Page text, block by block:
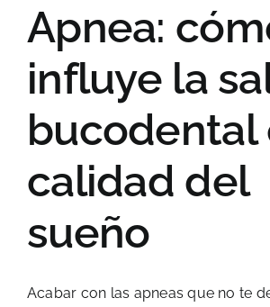
Apnea:
influye la
bucodental
calidad del
sueño
Acabar con las apneas que no te